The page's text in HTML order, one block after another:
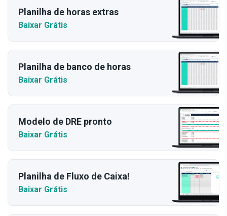
Planilha de horas extras
Baixar Grátis
Planilha de banco de horas
Baixar Grátis
Modelo de DRE pronto
Baixar Grátis
Planilha de Fluxo de Caixa!
Baixar Grátis